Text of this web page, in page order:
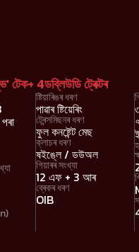
টেক+ 4ডব্লিউডি ট্ৰেক্টৰ
ষ্টিয়াৰিঙৰ ধৰণ
পাৱাৰ ষ্টিয়েৰিং
ট্ৰেন্সমিছনৰ ধৰণ
ফুল কনষ্টেন্ট মেছ
ক্লাচৰ ধৰণ
ষইঙ্লে / ডউঅল
গিয়াৰৰ সংখ্যা
12 এফ + 3 আৰ
ব্ৰেকৰ ধৰণ
OIB